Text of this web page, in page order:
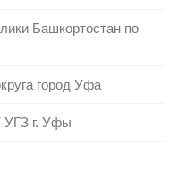
Башкортостан по
город Уфа
УГЗ г. Уфы